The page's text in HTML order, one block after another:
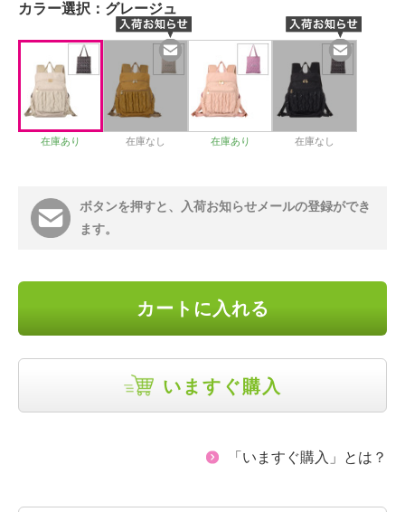
カラー選択： グレージュ
在庫あり 在庫なし 在庫あり 在庫なし
ボタンを押すと、入荷お知らせメールの登録ができ
ます。
カートに入れる
いますぐ購入
「いますぐ購入」とは？